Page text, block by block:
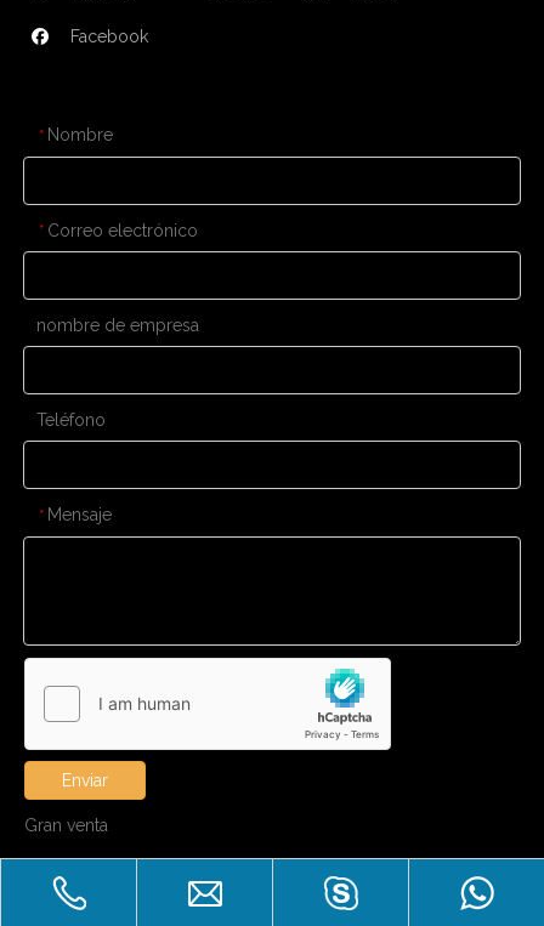
Facebook
* Nombre
* Correo electrónico
nombre de empresa
Teléfono
* Mensaje
Enviar
Gran venta
Derechos de autorZhuhai Laicozy Import&Export CO.,